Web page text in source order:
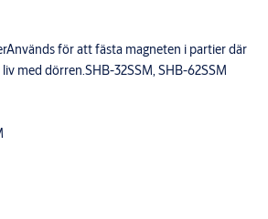
för att fästa magneten i partier där
med dörren.SHB-32SSM, SHB-62SSM